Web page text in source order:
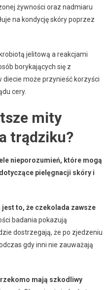
żywności oraz nadmiaru
na kondycję skóry poprzez
jelitową a reakcjami
borykających się z
może przynieść korzyści
cery.
mity
trądziku?
nieporozumień, które mogą
pielęgnacji skóry i
to, że czekolada zawsze
badania pokazują
dostrzegają, że po zjedzeniu
gdy inni nie zauważają
mają szkodliwy